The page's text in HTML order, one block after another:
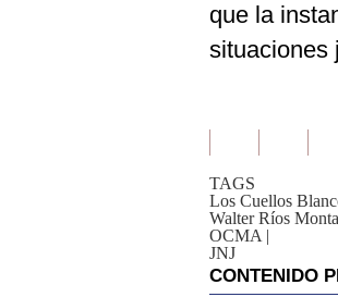
que la
situaciones
TAGS
Los Cuellos
Walter Ríos
OCMA |
JNJ